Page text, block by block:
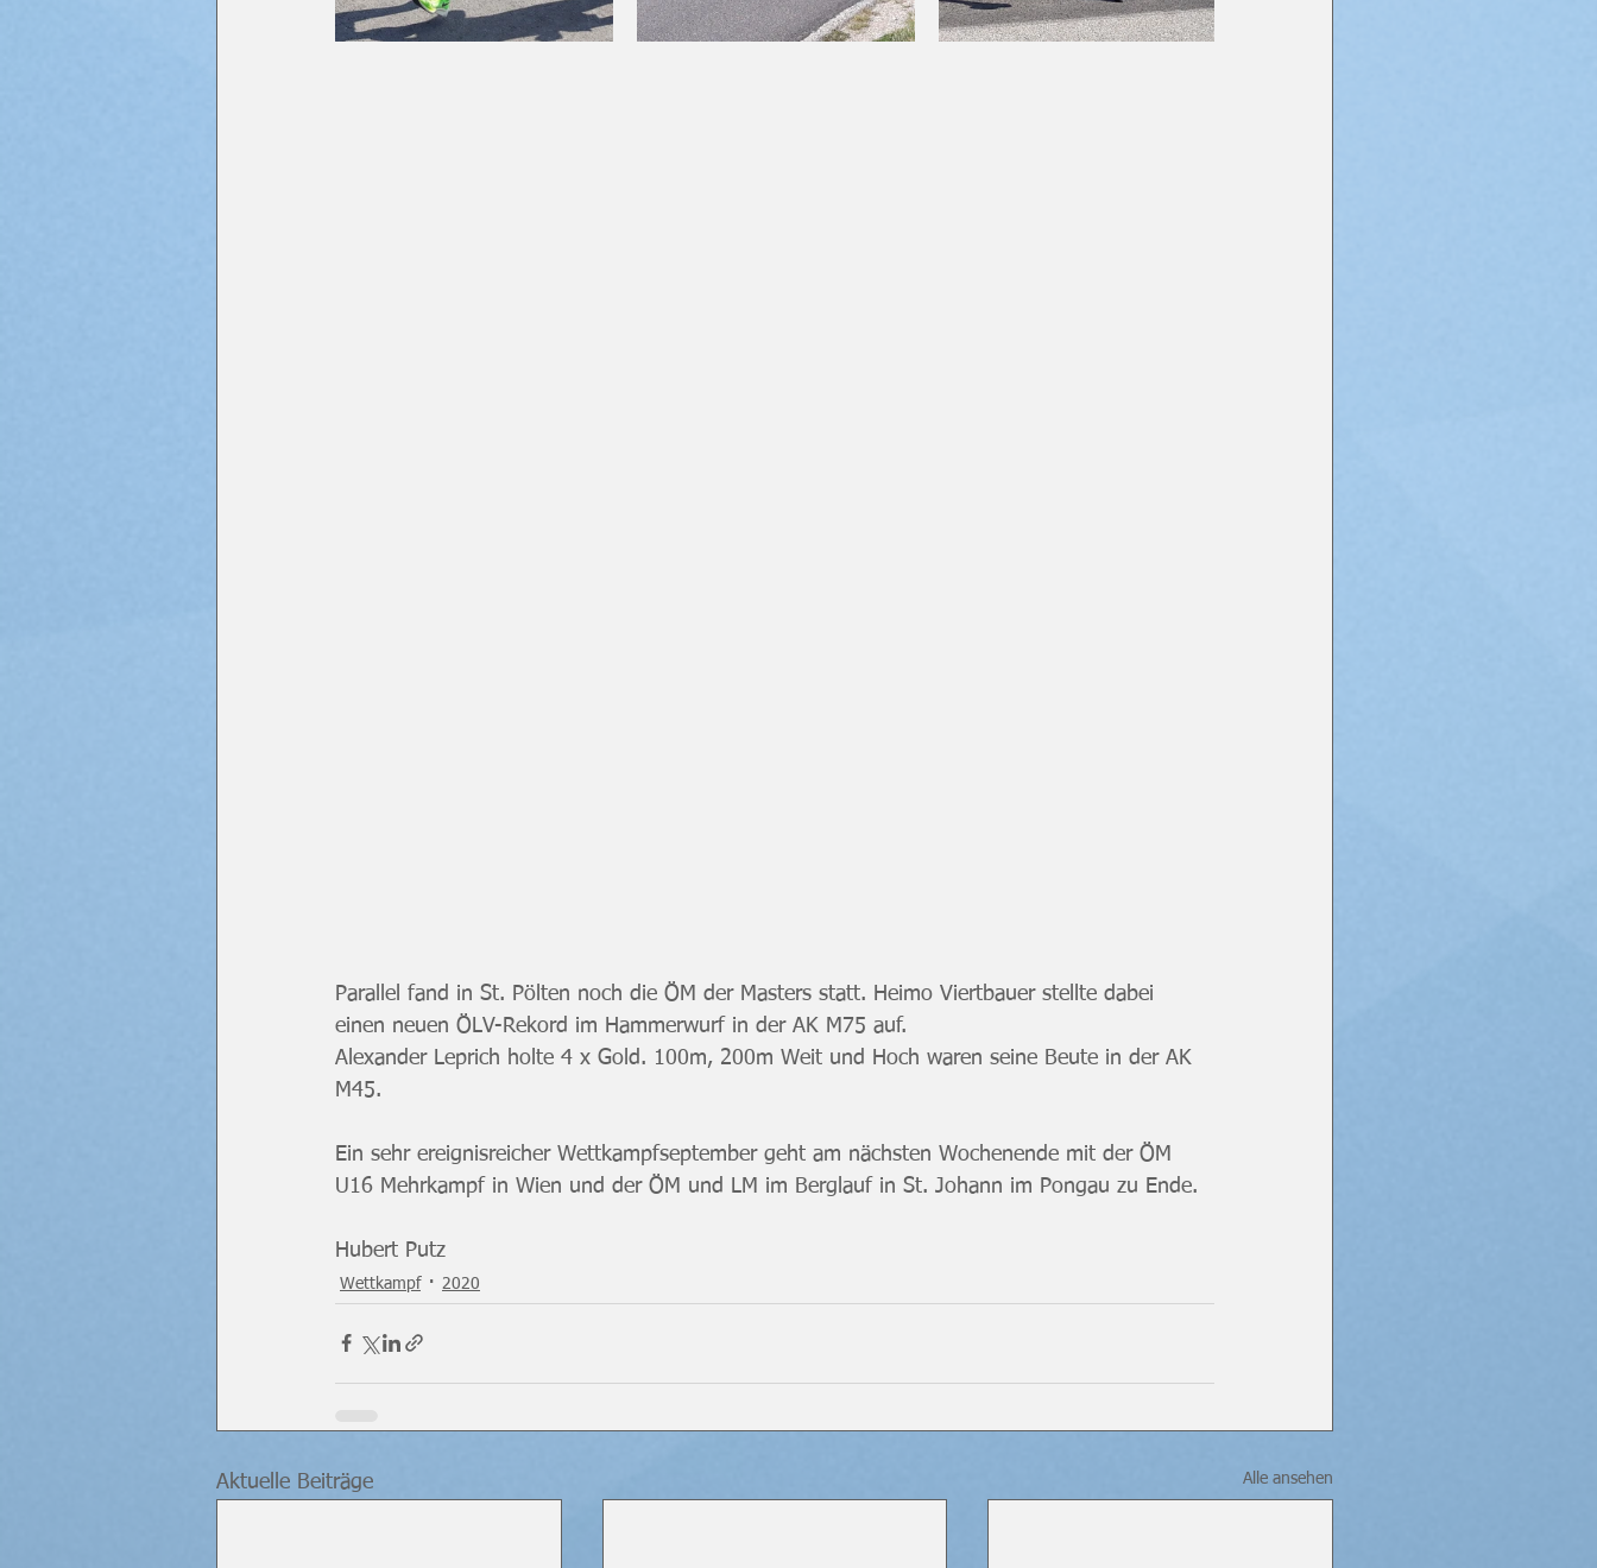
Parallel fand in St. Pölten noch die ÖM der Masters statt. Heimo Viertbauer stellte dabei
einen neuen ÖLV-Rekord im Hammerwurf in der AK M75 auf.
Alexander Leprich holte 4 x Gold. 100m, 200m Weit und Hoch waren seine Beute in der AK
M45.
Ein sehr ereignisreicher Wettkampfseptember geht am nächsten Wochenende mit der ÖM
U16 Mehrkampf in Wien und der ÖM und LM im Berglauf in St. Johann im Pongau zu Ende.
Hubert Putz
Wettkampf 2020
Aktuelle Beiträge Alle ansehen